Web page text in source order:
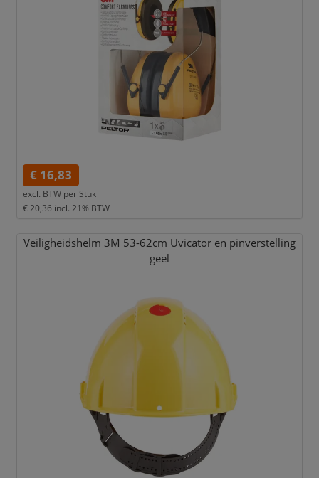
€ 16,83
excl. BTW per Stuk
€ 20,36 incl. 21% BTW
Veiligheidshelm 3M 53-62cm Uvicator en pinverstelling
geel